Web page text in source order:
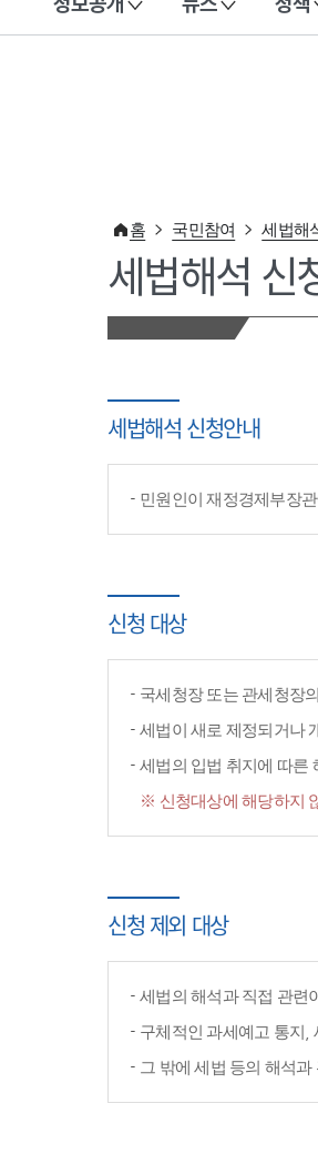
이 누리집은 대한민국 공식 전자정부 누리
홈 국민참여 세법해
세법해석 신
세법해석 신청안내
민원인이 재정경제부장
신청 대상
국세청장 또는 관세청장
세법이 새로 제정되거나
세법의 입법 취지에 따른
※ 신청대상에 해당하지
신청 제외 대상
세법의 해석과 직접 관련
구체적인 과세예고 통지,
그 밖에 세법 등의 해석